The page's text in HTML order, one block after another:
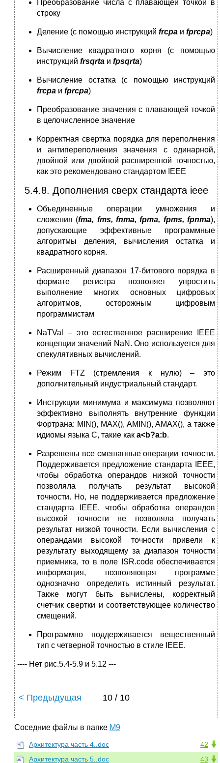
Преобразование числа с плавающей точкой в
строку
Деление (с помощью инструкций frcpa и fprcpa)
Вычисление квадратного корня (с помощью
инструкций frsqrta и fpsqrta)
Вычисление остатка (с помощью инструкций
frcpa и fprcpa)
Преобразование значения с плавающей точкой
в целочисленное значение
Корректная свертка порядка для переполнения
и антипереполнения значения с одинарной,
двойной или двойной расширенной точностью,
как это рекомендовано стандартом IEEE
5.4.8. Дополнения сверх стандарта ieee
Объединенные операции умножения и
сложения (fma, fms,fnma,fpma, fpms,fpnma),
допускающие эффективные программные
алгоритмы деления, вычисления остатка и
квадратного корня.
Расширенный диапазон 17-битового порядка в
формате регистра позволяет упростить
выполнение многих основных цифровых
алгоритмов, осторожным цифровым
программистам
NaTVal – это естественное расширение IEEE
концепции значений NaN. Оно используется для
спекулятивных вычислений.
Режим FTZ (стремления к нулю) – это
дополнительный индустриальный стандарт.
Инструкции минимума и максимума позволяют
эффективно выполнять внутренние функции
Фортрана: MIN(), MAX(), AMIN(), AMAX(), а также
идиомы языка С, такие как a<b?a: b.
Разрешены все смешанные операции точности.
Поддерживается предложение стандарта IEEE,
чтобы обработка операндов низкой точности
позволяла получать результат высокой
точности. Но, не поддерживается предложение
стандарта IEEE, чтобы обработка операндов
высокой точности не позволяла получать
результат низкой точности. Если вычисления с
операндами высокой точности привели к
результату выходящему за диапазон точности
приемника, то в поле ISR.code обеспечивается
информация, позволяющая программе
однозначно определить истинный результат.
Также могут быть вычислены, корректный
счетчик свертки и соответствующее количество
смещений.
Программно поддерживается вещественный
тип с четверной точностью в стиле IEEE.
---- Нет рис.5.4-5.9 и 5.12 ---
< Предыдущая 10 / 10
Соседние файлы в папке M9
42
Архитектура часть 4..doc
43
Архитектура часть 5..doc